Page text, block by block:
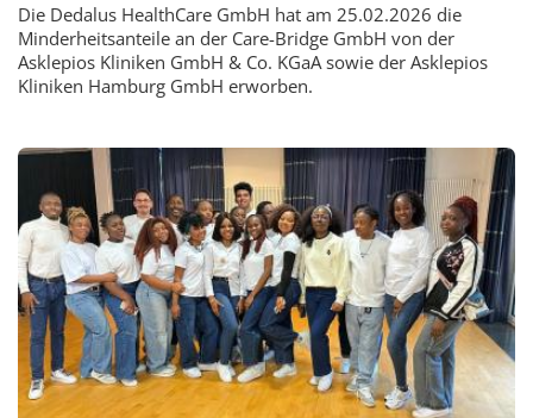
Die Dedalus HealthCare GmbH hat am 25.02.2026 die
Minderheitsanteile an der Care-Bridge GmbH von der
Asklepios Kliniken GmbH & Co. KGaA sowie der Asklepios
Kliniken Hamburg GmbH erworben.